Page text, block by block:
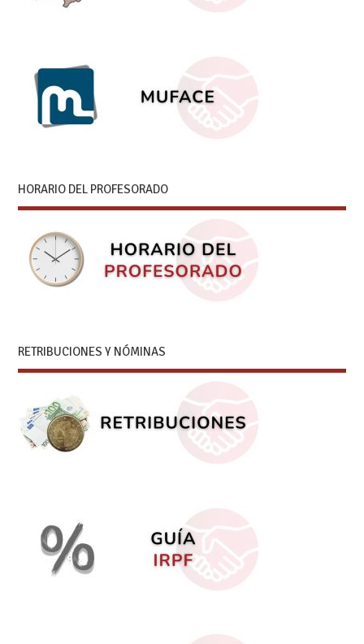
HORARIO DEL PROFESORADO
RETRIBUCIONES Y NÓMINAS